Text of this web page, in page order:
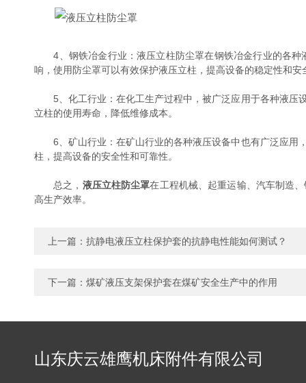
4、钢铁冶金行业：液压立柱防尘罩在钢铁冶金行业的各种
响，使用防尘罩可以有效保护液压立柱，提高设备的稳定性和安
5、化工行业：在化工生产过程中，被广泛应用于各种液压
立柱的使用寿命，降低维修成本。
6、矿山行业：在矿山行业的各种液压设备中也有广泛应用
柱，提高设备的安全性和可靠性。
总之， 液压立柱防尘罩在工程机械、起重运输、汽车制造
高生产效率。
上一篇： 抗静电液压立柱保护套的抗静电性能如何测试？
下一篇： 煤矿液压支架保护套在煤矿安全生产中的作用
山东庆云雄鹰机床附件有限公司